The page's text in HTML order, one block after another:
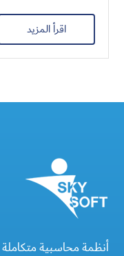
اقرأ المزيد